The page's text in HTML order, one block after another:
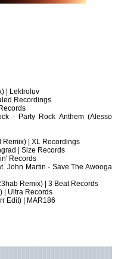
| Lektroluv
Recordings
- Party Rock Anthem (Alesso
Remix) | XL Recordings
| Size Records
Records
John Martin - Save The Awooga
Remix) | 3 Beat Records
| Ultra Records
Edit) | MAR186